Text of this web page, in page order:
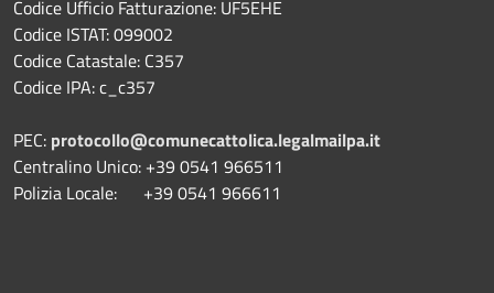
Codice Ufficio Fatturazione: UF5EHE
Codice ISTAT: 099002
Codice Catastale: C357
Codice IPA: c_c357
PEC: protocollo@comunecattolica.legalmailpa.it
Centralino Unico: +39 0541 966511
Polizia Locale: +39 0541 966611